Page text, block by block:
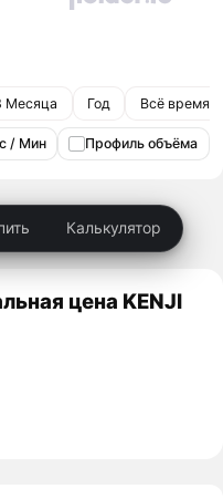
Месяца Год Всё время
/ Мин Профиль объёма
Калькулятор
цена KENJI